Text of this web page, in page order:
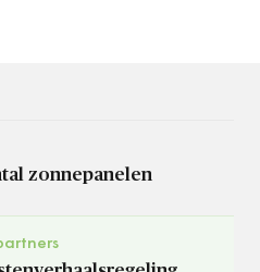
zonnepanelen